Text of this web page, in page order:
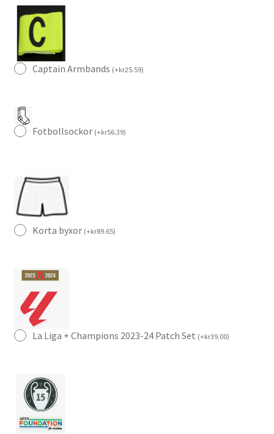
mängd
Captain Armbands (+kr25.59)
Fotbollsockor (+kr56.39)
Korta byxor (+kr89.65)
La Liga + Champions 2023-24 Patch Set (+kr39.00)